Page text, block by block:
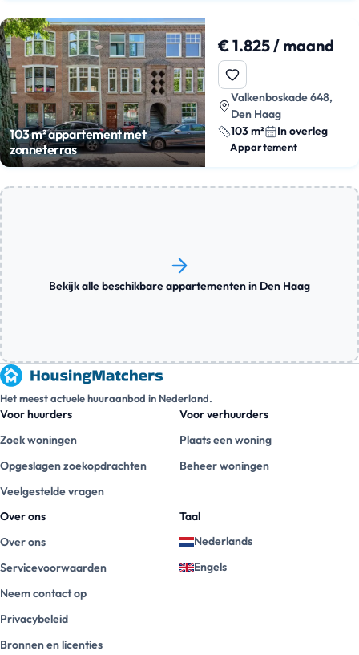
103 m² appartement met
zonneterras
€ 1.825 / maand
Valkenboskade 648,
Den Haag
103 m²
In overleg
Appartement
Bekijk alle beschikbare appartementen in Den Haag
Het meest actuele huuraanbod in Nederland.
Voor huurders
Zoek woningen
Opgeslagen zoekopdrachten
Veelgestelde vragen
Voor verhuurders
Plaats een woning
Beheer woningen
Over ons
Over ons
Servicevoorwaarden
Neem contact op
Privacybeleid
Bronnen en licenties
Taal
Nederlands
Engels